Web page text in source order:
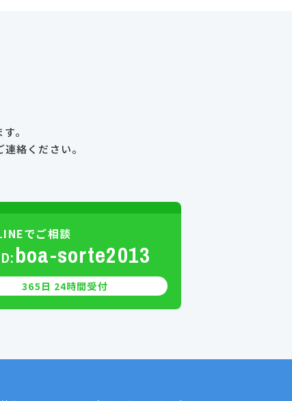
。
連絡ください。
でご相談
boa-sorte2013
365日 24時間受付